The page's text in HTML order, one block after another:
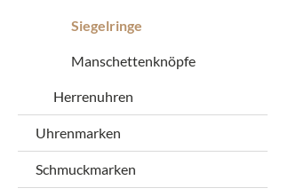
Siegelringe
Manschettenknöpfe
Herrenuhren
Uhrenmarken
Schmuckmarken